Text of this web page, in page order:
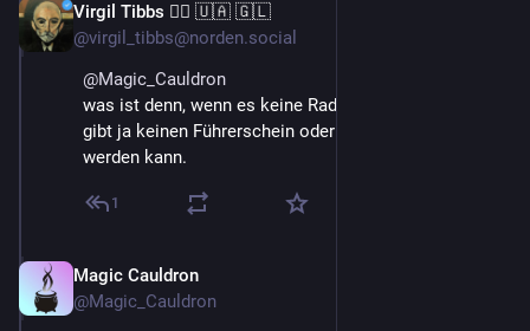
Virgil Tibbs 🏳️‍🌈 🇺🇦 🇬🇱
@virgil_tibbs@norden.social
@Magic_Cauldron
was ist denn, wenn es keine Radfahrprüfung gibt? es
gibt ja keinen Führerschein oder TÜV, der entzogen
werden kann.
1
Magic Cauldron
@Magic_Cauldron